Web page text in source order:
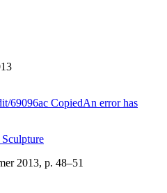
69096ac CopiedAn error has
Sculpture
2013, p. 48–51